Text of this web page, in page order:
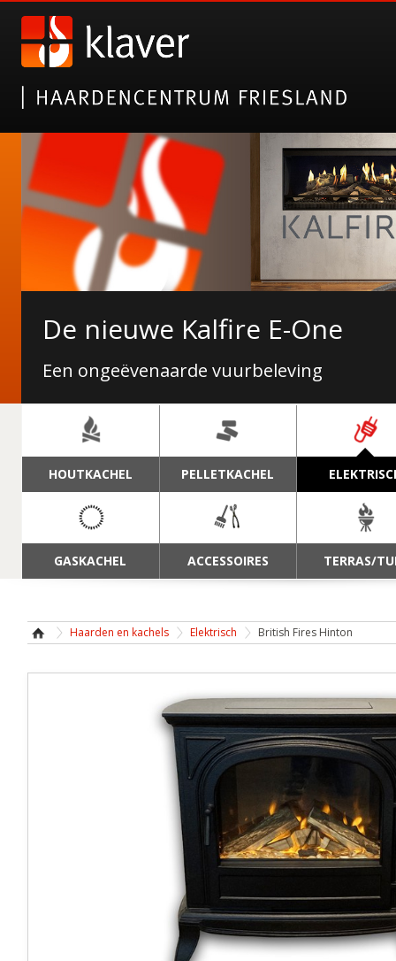
Gazco elektrische haarden
Alsof het echt is!
De nieuwe Kalfire E-One
Een ongeëvenaarde vuurbeleving
NAVIGATIE
HOUTKACHEL PELLETKACHEL
GASKACHEL ACCESSOIRES TERRAS/
Haarden en kachels Elektrisch British Fires Hinton